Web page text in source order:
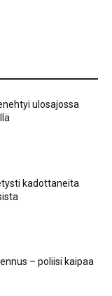
ulosajossa
kadottaneita
– poliisi kaipaa